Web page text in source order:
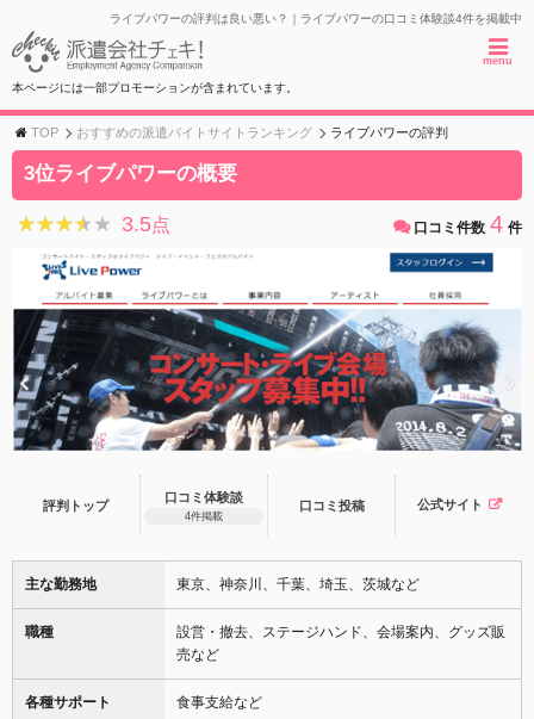
ライブパワーの評判は良い悪い？｜ライブパワーの口コミ体験談4件を掲載中
menu
本ページには一部プロモーションが含まれています。
TOP おすすめの派遣バイトサイトランキング ライブパワーの評判
3位ライブパワーの概要
★★★★★
★★★★★ 3.5点 口コミ件数 4 件
評判トップ
口コミ体験談
4件掲載
口コミ 投稿 公式サイト
主な勤務地 東京、神奈川、千葉、埼玉、茨城など
職種
設営・撤去、ステージハンド、会場案内、グッズ販
売など
各種サポート 食事支給など